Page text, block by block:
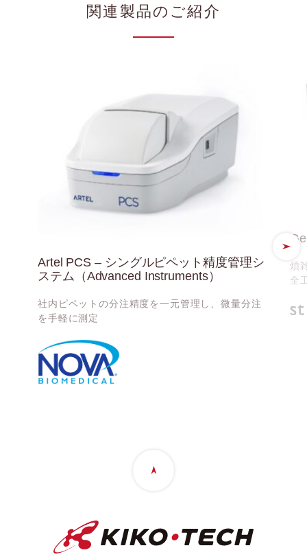
関連製品のご紹介
Artel PCS – シングルピペット精度管理シ
ステム（Advanced Instruments）
社内ピペットの分注精度を一元管理し、微量分注
を手軽に測定
煩
全